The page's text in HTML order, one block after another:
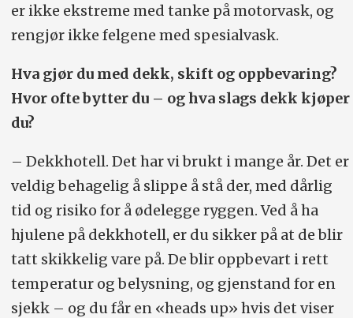
er ikke ekstreme med tanke på motorvask, og
rengjør ikke felgene med spesialvask.
Hva gjør du med dekk, skift og oppbevaring?
Hvor ofte bytter du – og hva slags dekk kjøper
du?
– Dekkhotell. Det har vi brukt i mange år. Det er
veldig behagelig å slippe å stå der, med dårlig
tid og risiko for å ødelegge ryggen. Ved å ha
hjulene på dekkhotell, er du sikker på at de blir
tatt skikkelig vare på. De blir oppbevart i rett
temperatur og belysning, og gjenstand for en
sjekk – og du får en «heads up» hvis det viser